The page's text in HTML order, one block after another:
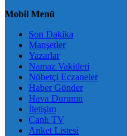
Mobil Menü
Son Dakika
Manşetler
Yazarlar
Namaz Vakitleri
Nöbetçi Eczaneler
Haber Gönder
Hava Durumu
İletişim
Canlı TV
Anket Listesi